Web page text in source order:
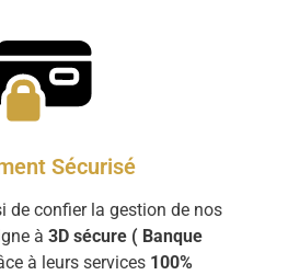
Sécurisé
de confier la gestion de nos
à 3D sécure ( Banque
à leurs services 100%